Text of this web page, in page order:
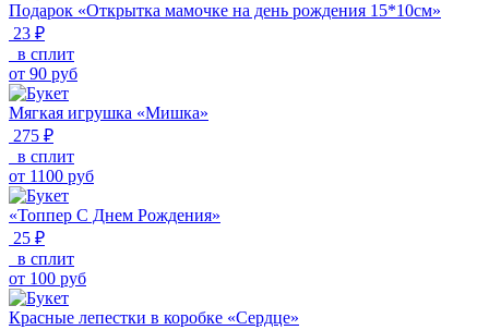
Подарок «Открытка мамочке на день рождения 15*10см»
23 ₽
в сплит
от 90 руб
Мягкая игрушка «Мишка»
275 ₽
в сплит
от 1100 руб
«Топпер С Днем Рождения»
25 ₽
в сплит
от 100 руб
Красные лепестки в коробке «Сердце»